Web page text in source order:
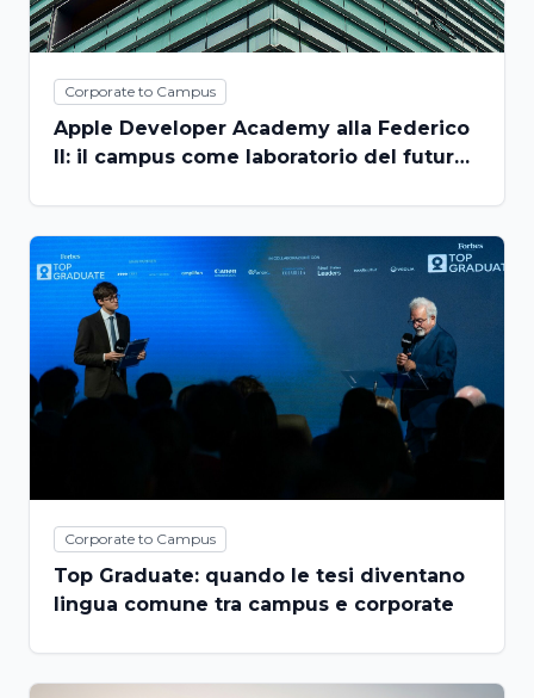
Corporate to Campus
Apple Developer Academy alla Federico
II: il campus come laboratorio del futuro
Corporate to Campus
Top Graduate: quando le tesi diventano
lingua comune tra campus e corporate